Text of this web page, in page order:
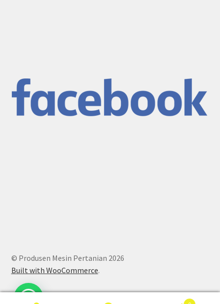
© Produsen Mesin Pertanian 2026
Built with WooCommerce.